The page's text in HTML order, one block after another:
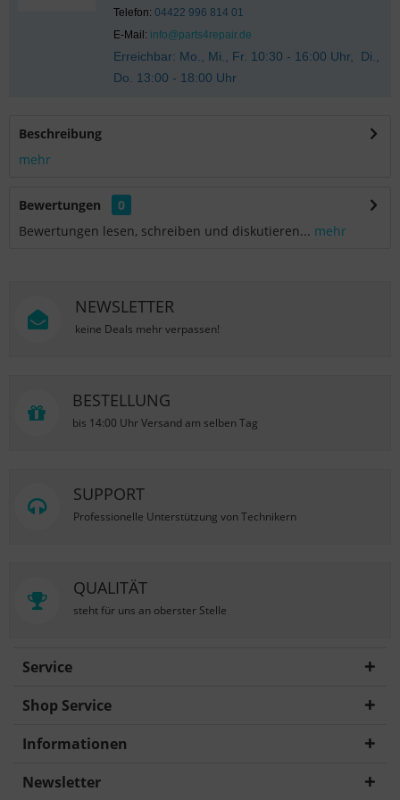
Telefon: 04422 996 814 01
E-Mail: info@parts4repair.de
Erreichbar: Mo., Mi., Fr. 10:30 - 16:00 Uhr, Di.,
Do. 13:00 - 18:00 Uhr
Beschreibung
mehr
Bewertungen
0
Bewertungen lesen, schreiben und diskutieren... mehr
NEWSLETTER
keine Deals mehr verpassen!
BESTELLUNG
bis 14:00 Uhr Versand am selben Tag
SUPPORT
Professionelle Unterstützung von Technikern
QUALITÄT
steht für uns an oberster Stelle
Service
Shop Service
Informationen
Newsletter